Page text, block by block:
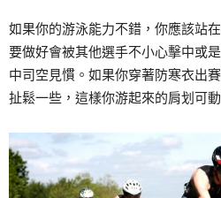
如果你的游泳能力不錯，你應該站
要做好會被其他選手不小心擊中或
中司空見慣。如果你穿著防寒衣出
扯鬆一些，這樣你游起來的肩划可